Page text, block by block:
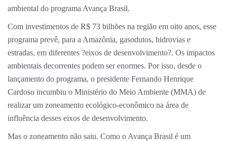
ambiental do programa Avança Brasil.
Com investimentos de R$ 73 bilhões na região em oito anos, esse
programa prevê, para a Amazônia, gasodutos, hidrovias e
estradas, em diferentes ?eixos de desenvolvimento?. Os impactos
ambientais decorrentes podem ser enormes. Por isso, desde o
lançamento do programa, o presidente Fernando Henrique
Cardoso incumbiu o Ministério do Meio Ambiente (MMA) de
realizar um zoneamento ecológico-econômico na área de
influência desses eixos de desenvolvimento.
Mas o zoneamento não saiu. Como o Avança Brasil é um